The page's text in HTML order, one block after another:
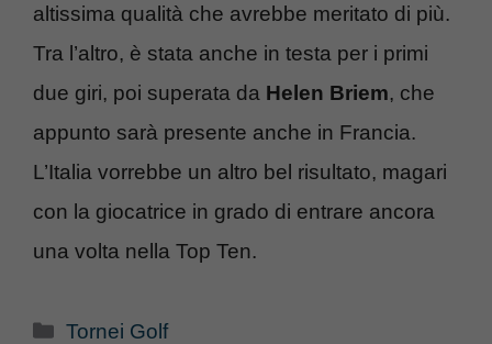
altissima qualità che avrebbe meritato di più.
Tra l’altro, è stata anche in testa per i primi
due giri, poi superata da Helen Briem, che
appunto sarà presente anche in Francia.
L’Italia vorrebbe un altro bel risultato, magari
con la giocatrice in grado di entrare ancora
una volta nella Top Ten.
Categorie
Tornei Golf